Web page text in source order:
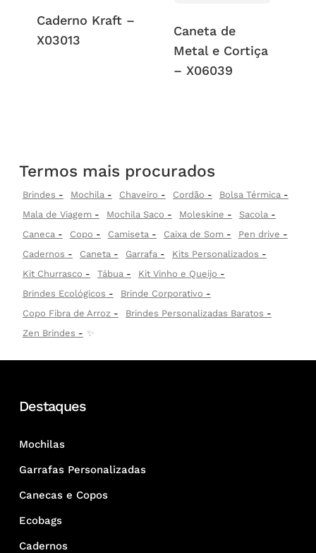
Caderno Kraft –
X03013
Caneta de
Metal e Cortiça
– X06039
Termos mais procurados
Brindes Mochila Chaveiro Cordão
Bolsa Térmica
Mala de Viagem
Mochila Saco Moleskine
Sacola
Caneca
Copo Camiseta Caixa de Som
Pen drive
Cadernos
Caneta Garrafa
Kits Personalizados
Kit Churrasco
Tábua
Kit Vinho e Queijo
Brindes Ecológicos
Brinde Corporativo
Copo Fibra de Arroz
Brindes Personalizadas Baratos
Zen Brindes
✨
Destaques
Mochilas
Garrafas Personalizadas
Canecas e Copos
Ecobags
Cadernos